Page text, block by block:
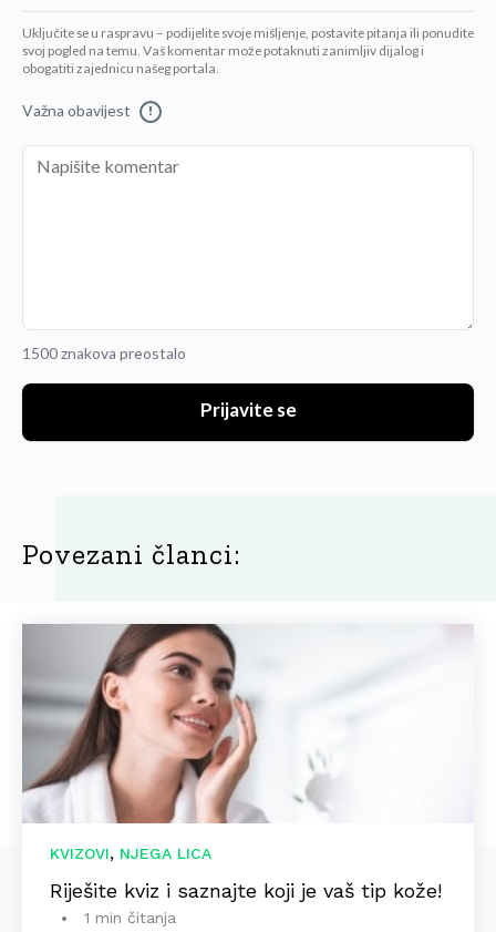
Uključite se u raspravu – podijelite svoje mišljenje, postavite pitanja ili ponudite
svoj pogled na temu. Vaš komentar može potaknuti zanimljiv dijalog i
obogatiti zajednicu našeg portala.
Važna obavijest !
1500 znakova preostalo
Prijavite se
Povezani članci:
KVIZOVI, NJEGA LICA
Riješite kviz i saznajte koji je vaš tip kože!
1 min čitanja